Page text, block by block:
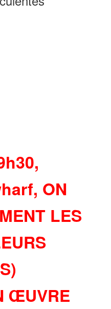
ON
LES
ŒUVRE